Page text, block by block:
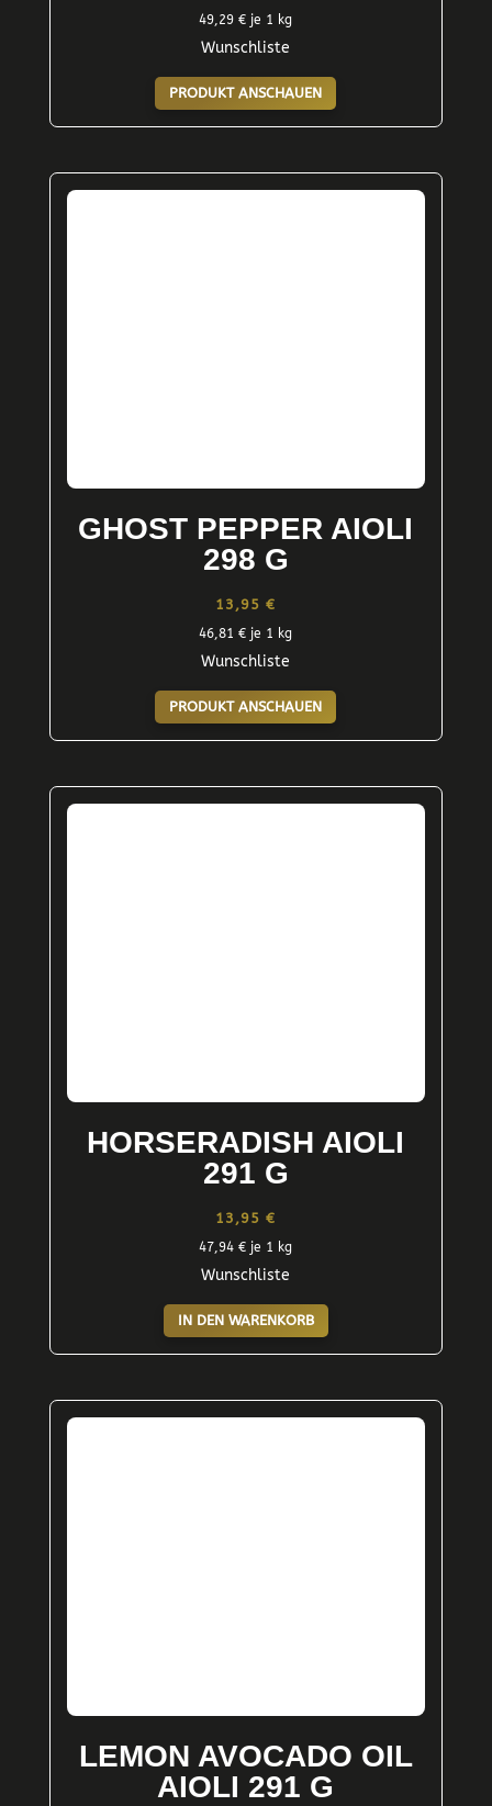
49,29€ je 1 kg
Wunschliste
PRODUKT ANSCHAUEN
GHOST PEPPER AIOLI
298 G
13,95€
46,81€ je 1 kg
Wunschliste
PRODUKT ANSCHAUEN
HORSERADISH AIOLI
291 G
13,95€
47,94€ je 1 kg
Wunschliste
IN DEN WARENKORB
LEMON AVOCADO OIL
AIOLI 291 G